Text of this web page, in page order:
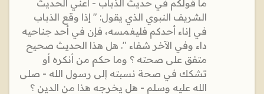
ما قولكم في حديث الذباب - أعني الحديث
الشريف النبوي الذي يقول: " إذا وقع الذباب
في إناء أحدكم فليغمسه، فإن في أحد جناحيه
داء وفي الآخر شفاء ". هل هذا الحديث صحيح
متفق على صحته ؟ وما حكم من أنكره أو
تشكك في صحة نسبته إلى رسول الله - صلى
الله عليه وسلم - هل يخرجه هذا من الدين ؟